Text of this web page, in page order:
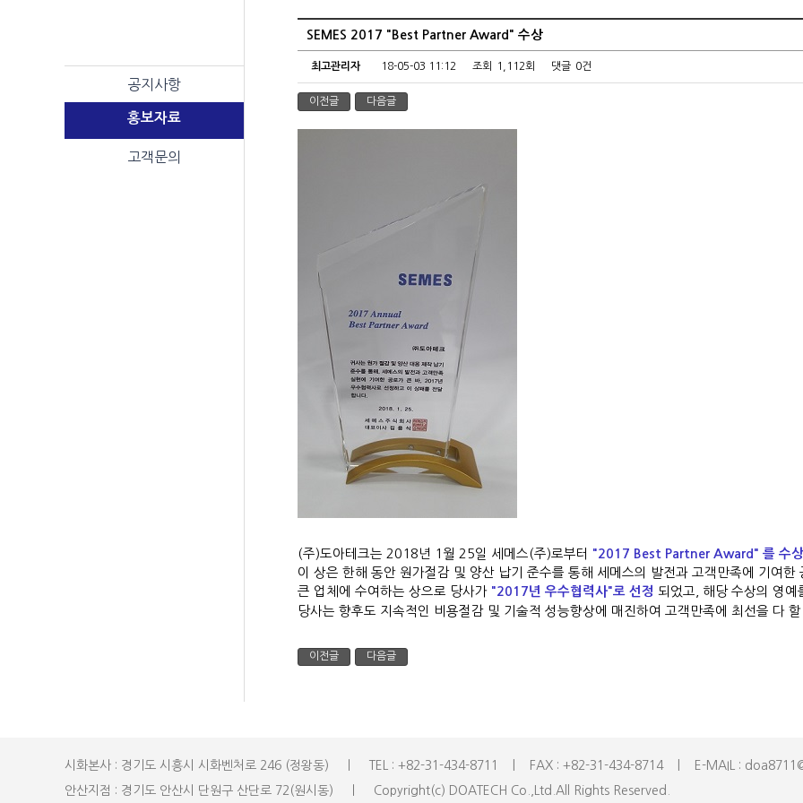
공지사항
홍보자료
고객문의
SEMES 2017 "Best Partner Award" 수상
최고관리자 18-05-03 11:12 조회 1,112회 댓글 0건
이전글 다음글
(주)도아테크는 2018년 1월 25일 세메스(주)로부터 "2017 Best Partner Award" 를 수상
이 상은 한해 동안 원가절감 및 양산 납기 준수를 통해 세메스의 발전과 고객만족에 기여한
큰 업체에 수여하는 상으로 당사가 "2017년 우수협력사"로 선정 되었고, 해당 수상의 영예
당사는 향후도 지속적인 비용절감 및 기술적 성능향상에 매진하여 고객만족에 최선을 다
이전글 다음글
시화본사 : 경기도 시흥시 시화벤처로 246 (정왕동) ㅣ TEL : +82-31-434-8711 | FAX : +82-31-434-8714 | E-MAIL :
안산지점 : 경기도 안산시 단원구 산단로 72(원시동) ㅣ Copyright(c) DOATECH Co.,Ltd.All Rights Reserved.